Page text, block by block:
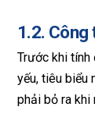
1.2. Công
Trước khi
yếu, tiêu biểu
phải bỏ ra khi